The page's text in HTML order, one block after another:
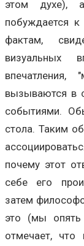
этом духе),
побуждается к
фактам,
визуальных
впечатления,
вызываются в
событиями.
стола. Таким
почему этот
себе его
затем
это (мы опять
отмечает,